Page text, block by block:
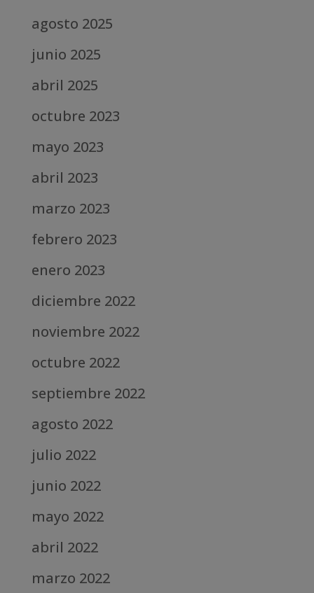
agosto 2025
junio 2025
abril 2025
octubre 2023
mayo 2023
abril 2023
marzo 2023
febrero 2023
enero 2023
diciembre 2022
noviembre 2022
octubre 2022
septiembre 2022
agosto 2022
julio 2022
junio 2022
mayo 2022
abril 2022
marzo 2022